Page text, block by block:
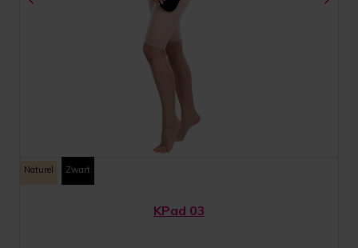
Naturel Zwart
KPad 03